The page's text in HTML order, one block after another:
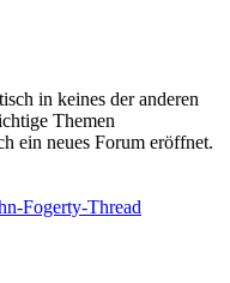
in keines der anderen
Themen
ein neues Forum eröffnet.
Fogerty-Thread